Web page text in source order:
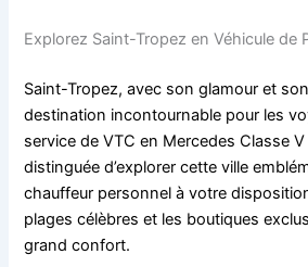
Explorez Saint-Tropez en Véhicule de
Saint-Tropez, avec son glamour et
destination incontournable pour les
service de VTC en Mercedes Classe
distinguée d’explorer cette ville
chauffeur personnel à votre
plages célèbres et les boutiques
grand confort.